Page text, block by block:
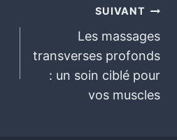
SUIVANT
Les massages
transverses profonds
: un soin ciblé pour
vos muscles